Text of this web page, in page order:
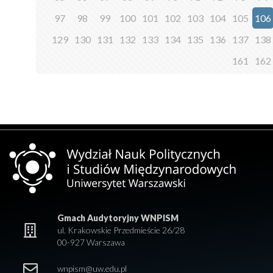
97
98 99 100 101 102 103 104 105
106
129 130 131 132 133 134 135 136 137 138
161
162
Gmach Audytoryjny WNPISM
ul. Krakowskie Przedmieście 26/28
00-927 Warszawa
wnpism@uw.edu.pl